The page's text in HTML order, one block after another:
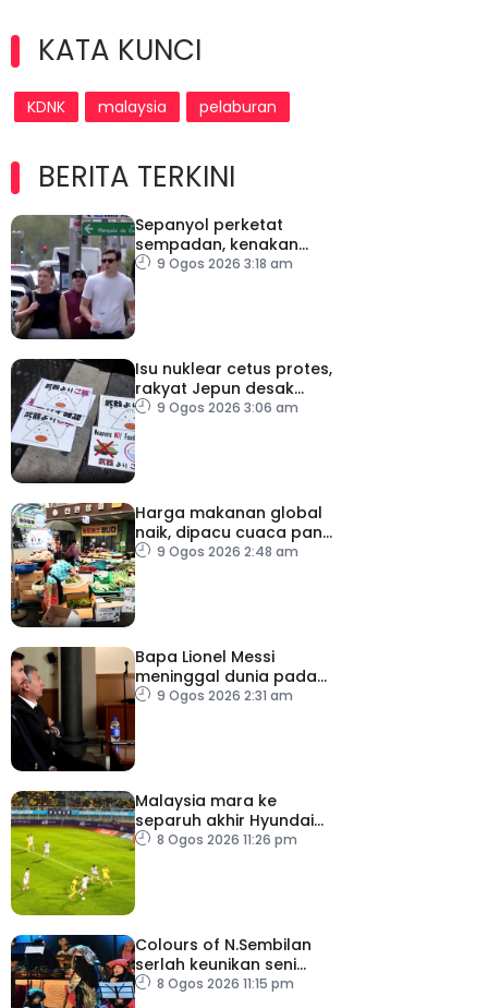
KATA KUNCI
KDNK malaysia pelaburan
BERITA TERKINI
Sepanyol perketat
sempadan, kenakan
pemeriksaan ketibaan
9 Ogos 2026 3:18 am
Isu nuklear cetus protes,
rakyat Jepun desak
dasar dikaji semula
9 Ogos 2026 3:06 am
Harga makanan global
naik, dipacu cuaca panas
dan ketegangan
9 Ogos 2026 2:48 am
Bapa Lionel Messi
meninggal dunia pada
usia 68 tahun
9 Ogos 2026 2:31 am
Malaysia mara ke
separuh akhir Hyundai
ASEAN Cup
8 Ogos 2026 11:26 pm
Colours of N.Sembilan
serlah keunikan seni
budaya negeri beradat
8 Ogos 2026 11:15 pm